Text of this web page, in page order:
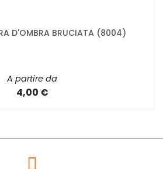
D'OMBRA BRUCIATA (8004)
A partire da
4,00 €